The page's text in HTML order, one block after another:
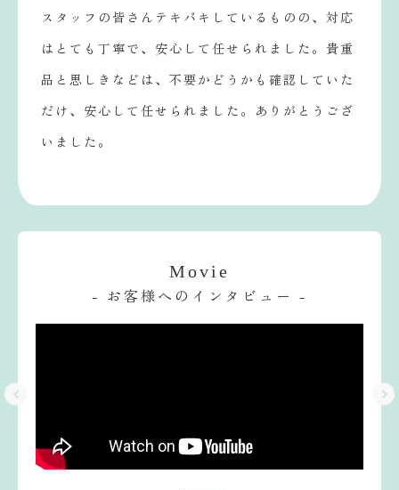
スタッフの皆さんテキパキしているものの、対応
はとても丁寧で、安心して任せられました。貴重
品と思しきなどは、不要かどうかも確認していた
だけ、安心して任せられました。ありがとうござ
いました。
Movie
- お客様へのインタビュー -